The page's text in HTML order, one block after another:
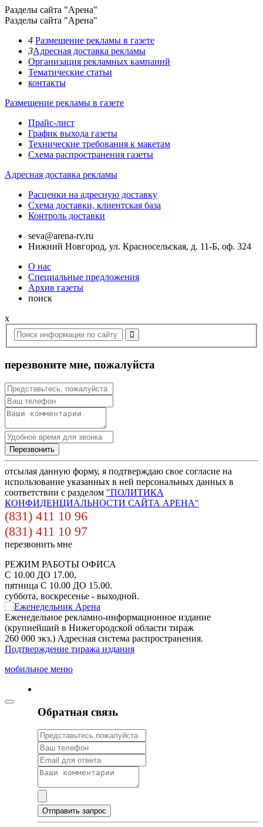
Разделы сайта "Арена"
Разделы сайта "Арена"
4 Размещение рекламы в газете
3Адресная доставка рекламы
Организация рекламных кампаний
Тематические статьи
контакты
Размещение рекламы в газете
Прайс-лист
График выхода газеты
Технические требования к макетам
Схема распространения газеты
Адресная доставка рекламы
Расценки на адресную доставку
Схема доставки, клиентская база
Контроль доставки
seva@arena-rv.ru
Нижний Новгород, ул. Красносельская, д. 11-Б, оф. 324
О нас
Специальные предложения
Архив газеты
поиск
x
перезвоните мне, пожалуйста
отсылая данную форму, я подтверждаю свое согласие на
использование указанных в ней персональных данных в
соответствии с разделом "ПОЛИТИКА
КОНФИДЕНЦИАЛЬНОСТИ САЙТА АРЕНА"
(831) 411 10 96
(831) 411 10 97
перезвонить мне
РЕЖИМ РАБОТЫ ОФИСА
С 10.00 ДО 17.00,
пятница С 10.00 ДО 15.00.
суббота, воскресенье - выходной.
Еженедельное рекламно-информационное издание
(крупнейший в Нижегородской области тираж
260 000 экз.) Адресная система распространения.
Подтверждение тиража издания
мобильное меню
Обратная связь